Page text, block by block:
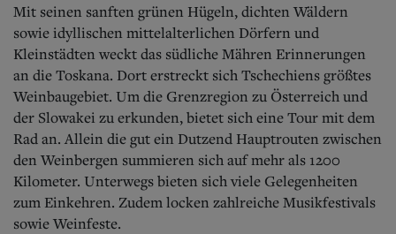
Start
Wer wir sind
Aktuelle Ausgabe
Abonnenten-Login
Abonnent werden
Abo Prämien
Archiv
Mediadaten
Bücher
Kontakt
Mit seinen sanften grünen Hügeln, dichten Wäldern
sowie idyllischen mittelalterlichen Dörfern und
Kleinstädten weckt das südliche Mähren Erinnerungen
an die Toskana. Dort erstreckt sich Tschechiens größtes
Weinbaugebiet. Um die Grenzregion zu Österreich und
der Slowakei zu erkunden, bietet sich eine Tour mit dem
Rad an. Allein die gut ein Dutzend Hauptrouten zwischen
den Weinbergen summieren sich auf mehr als 1200
Kilometer. Unterwegs bieten sich viele Gelegenheiten
zum Einkehren. Zudem locken zahlreiche Musikfestivals
sowie Weinfeste.